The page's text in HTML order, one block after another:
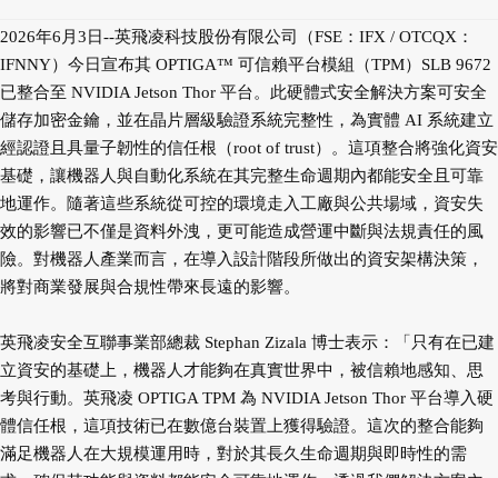
2026年6月3日--英飛凌科技股份有限公司（FSE：IFX / OTCQX：
IFNNY）今日宣布其 OPTIGA™ 可信賴平台模組（TPM）SLB 9672
已整合至 NVIDIA Jetson Thor 平台。此硬體式安全解決方案可安全
儲存加密金鑰，並在晶片層級驗證系統完整性，為實體 AI 系統建立
經認證且具量子韌性的信任根（root of trust）。這項整合將強化資安
基礎，讓機器人與自動化系統在其完整生命週期內都能安全且可靠
地運作。隨著這些系統從可控的環境走入工廠與公共場域，資安失
效的影響已不僅是資料外洩，更可能造成營運中斷與法規責任的風
險。對機器人產業而言，在導入設計階段所做出的資安架構決策，
將對商業發展與合規性帶來長遠的影響。
英飛凌安全互聯事業部總裁 Stephan Zizala 博士表示：「只有在已建
立資安的基礎上，機器人才能夠在真實世界中，被信賴地感知、思
考與行動。英飛凌 OPTIGA TPM 為 NVIDIA Jetson Thor 平台導入硬
體信任根，這項技術已在數億台裝置上獲得驗證。這次的整合能夠
滿足機器人在大規模運用時，對於其長久生命週期與即時性的需